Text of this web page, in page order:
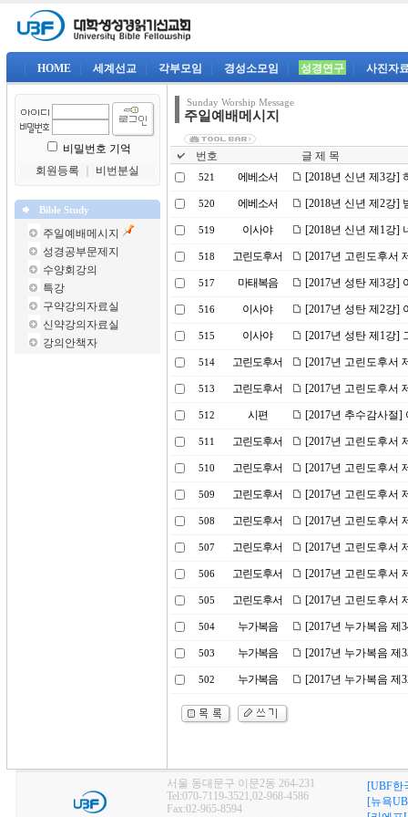
HOME 세계선교 각부모임 경성소모임 성경연구 사진자
비밀번호 기억
회원등록
비번분실
Bible Study
주일예배메시지
성경공부문제지
수양회강의
특강
구약강의자료실
신약강의자료실
강의안책자
Sunday Worship Message
주일예배메시지
번호 글 제 목
521 에베소서 [2018년 신년 제3강]
520 에베소서 [2018년 신년 제2강]
519 이사야 [2018년 신년 제1강]
518 고린도후서 [2017년 고린도후서
517 마태복음 [2017년 성탄 제3강]
516 이사야 [2017년 성탄 제2강]
515 이사야 [2017년 성탄 제1강]
514 고린도후서 [2017년 고린도후서
513 고린도후서 [2017년 고린도후서
512 시편 [2017년 추수감사절]
511 고린도후서 [2017년 고린도후서
510 고린도후서 [2017년 고린도후서
509 고린도후서 [2017년 고린도후서
508 고린도후서 [2017년 고린도후서
507 고린도후서 [2017년 고린도후서
506 고린도후서 [2017년 고린도후서
505 고린도후서 [2017년 고린도후서
504 누가복음 [2017년 누가복음 제
503 누가복음 [2017년 누가복음 제
502 누가복음 [2017년 누가복음 제
서울 동대문구 이문2동 264-231
Tel:070-7119-3521,02-968-4586
Fax:02-965-8594
[UBF한
[뉴욕